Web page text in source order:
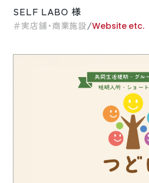
SELF LABO 様
実店舗・商業施設/Website etc.